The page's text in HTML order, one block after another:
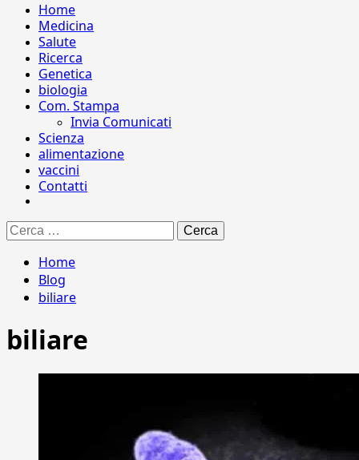
Home
Medicina
Salute
Ricerca
Genetica
biologia
Com. Stampa
Invia Comunicati
Scienza
alimentazione
vaccini
Contatti
Ricerca
per:
Home
Blog
biliare
biliare